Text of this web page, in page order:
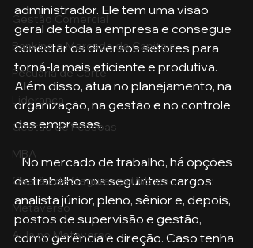
Gestão Comercial
Banking e Mercado de Capitais
Pecuária de Corte
Liderança
Gestão de Pessoas
MBA
Gestão de Segurança Publica
Metaverso
Aula no Metaverso
administrador. Ele tem uma visão
geral de toda a empresa e consegue
conectar os diversos setores para
torná-la mais eficiente e produtiva.
Além disso, atua no planejamento, na
organização, na gestão e no controle
das empresas.
   No mercado de trabalho, há opções
de trabalho nos seguintes cargos:
analista júnior, pleno, sênior e, depois,
postos de supervisão e gestão,
como gerência e direção. Caso tenha